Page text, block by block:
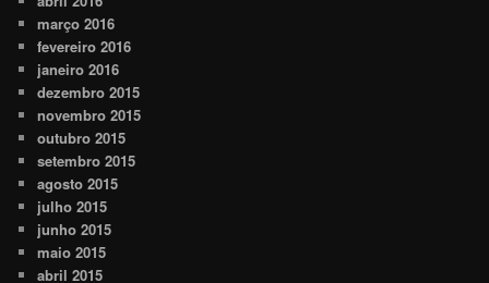
março 2016
fevereiro 2016
janeiro 2016
dezembro 2015
novembro 2015
outubro 2015
setembro 2015
agosto 2015
julho 2015
junho 2015
maio 2015
abril 2015